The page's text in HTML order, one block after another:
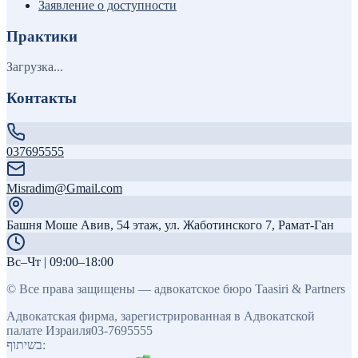
Заявление о доступности
Практики
Загрузка...
Контакты
037695555
Misradim@Gmail.com
Башня Моше Авив, 54 этаж, ул. Жаботинского 7, Рамат-Ган
Вс–Чт | 09:00–18:00
© Все права защищены — адвокатское бюро Taasiri & Partners
Адвокатская фирма, зарегистрированная в Адвокатской
палате Израиля03-7695555
בשיתוף: